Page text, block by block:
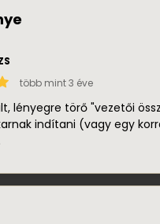
több mint 3 éve
lényegre törő "vezetői
indítani (vagy egy